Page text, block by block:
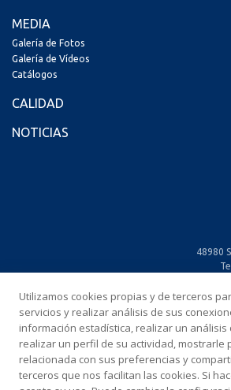
MEDIA
Galería de Fotos
Galería de Vídeos
Catálogos
CALIDAD
NOTICIAS
48980
E-mail:
CIA.
Utilizamos cookies propias y de terceros
servicios y realizar análisis de sus
información estadística, realizar un análisis
realizar un perfil de su actividad, mostrarle
relacionada con sus preferencias y
terceros que nos facilitan las cookies. Si